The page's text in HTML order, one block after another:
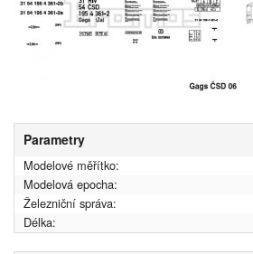
Parametry
Modelové měřítko:
Modelová epocha:
Železniční správa:
Délka: